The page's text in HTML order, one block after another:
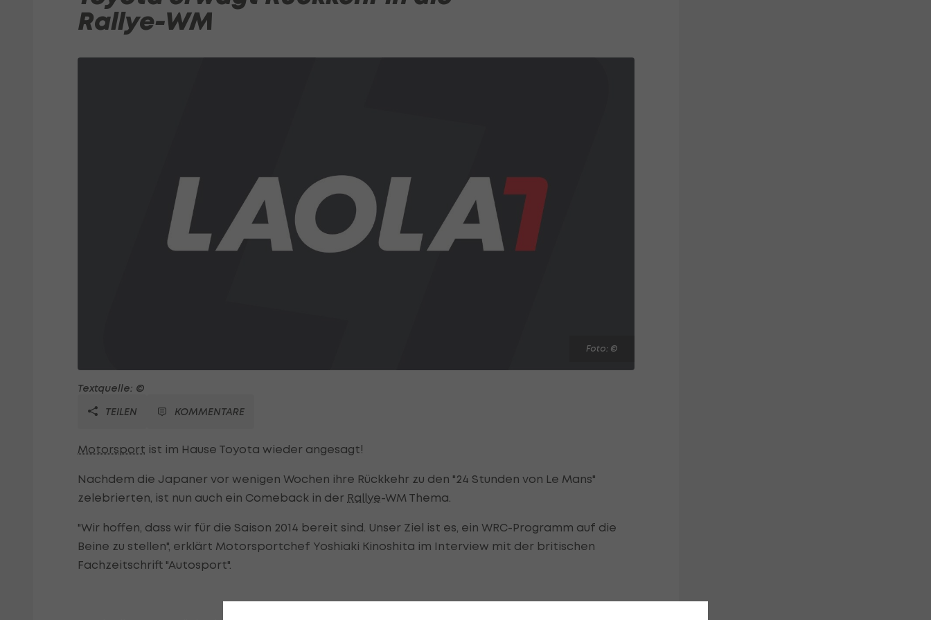
Rallye-WM
Foto: ©
Textquelle: ©
TEILEN
KOMMENTARE
Motorsport ist im Hause Toyota wieder angesagt!
Nachdem die Japaner vor wenigen Wochen ihre Rückkehr zu den "24 Stunden von Le Mans"
zelebrierten, ist nun auch ein Comeback in der Rallye-WM Thema.
"Wir hoffen, dass wir für die Saison 2014 bereit sind. Unser Ziel ist es, ein WRC-Programm auf die
Beine zu stellen", erklärt Motorsportchef Yoshiaki Kinoshita im Interview mit der britischen
Fachzeitschrift "Autosport".